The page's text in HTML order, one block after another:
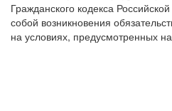
Гражданского кодекса
собой возникновения
на условиях, предусмотренных